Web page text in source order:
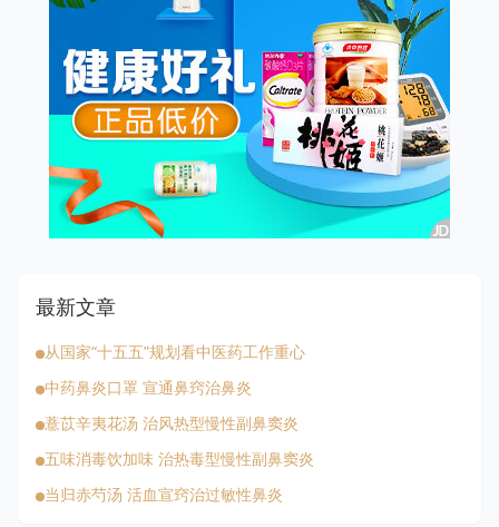
最新文章
从国家“十五五”规划看中医药工作重心
中药鼻炎口罩 宣通鼻窍治鼻炎
薏苡辛夷花汤 治风热型慢性副鼻窦炎
五味消毒饮加味 治热毒型慢性副鼻窦炎
当归赤芍汤 活血宣窍治过敏性鼻炎